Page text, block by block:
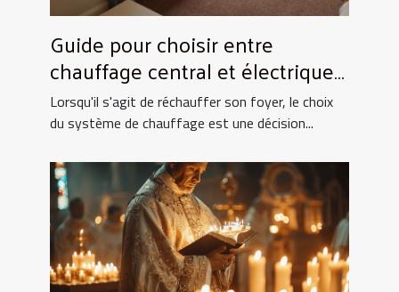
Guide pour choisir entre
chauffage central et électrique
pour la maison
Lorsqu'il s'agit de réchauffer son foyer, le choix
du système de chauffage est une décision...